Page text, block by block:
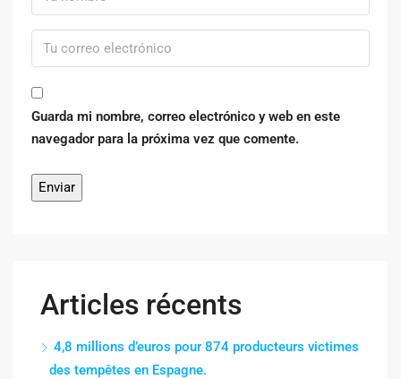
Guarda mi nombre, correo electrónico y web en este
navegador para la próxima vez que comente.
Articles récents
4,8 millions d’euros pour 874 producteurs victimes
des tempêtes en Espagne.